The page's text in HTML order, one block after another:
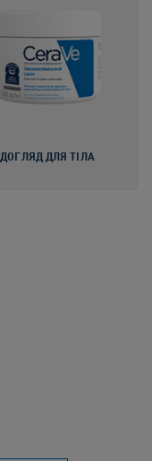
ДОГЛЯД ДЛЯ ТІЛА